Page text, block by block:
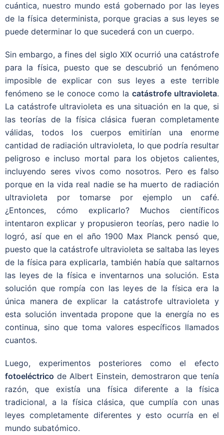
cuántica, nuestro mundo está gobernado por las leyes
de la física determinista, porque gracias a sus leyes se
puede determinar lo que sucederá con un cuerpo.
Sin embargo, a fines del siglo XIX ocurrió una catástrofe
para la física, puesto que se descubrió un fenómeno
imposible de explicar con sus leyes a este terrible
fenómeno se le conoce como la catástrofe ultravioleta.
La catástrofe ultravioleta es una situación en la que, si
las teorías de la física clásica fueran completamente
válidas, todos los cuerpos emitirían una enorme
cantidad de radiación ultravioleta, lo que podría resultar
peligroso e incluso mortal para los objetos calientes,
incluyendo seres vivos como nosotros. Pero es falso
porque en la vida real nadie se ha muerto de radiación
ultravioleta por tomarse por ejemplo un café.
¿Entonces, cómo explicarlo? Muchos científicos
intentaron explicar y propusieron teorías, pero nadie lo
logró, así que en el año 1900 Max Planck pensó que,
puesto que la catástrofe ultravioleta se saltaba las leyes
de la física para explicarla, también había que saltarnos
las leyes de la física e inventarnos una solución. Esta
solución que rompía con las leyes de la física era la
única manera de explicar la catástrofe ultravioleta y
esta solución inventada propone que la energía no es
continua, sino que toma valores específicos llamados
cuantos.
Luego, experimentos posteriores como el efecto
fotoeléctrico de Albert Einstein, demostraron que tenía
razón, que existía una física diferente a la física
tradicional, a la física clásica, que cumplía con unas
leyes completamente diferentes y esto ocurría en el
mundo subatómico.